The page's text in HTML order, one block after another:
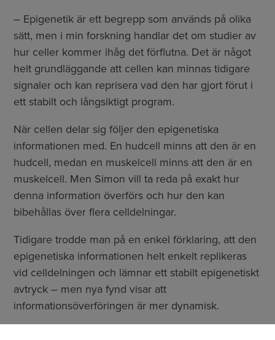
– Epigenetik är ett begrepp som används på olika
sätt, men i min forskning handlar det om studier av
hur celler kommer ihåg det förflutna. Det är något
helt grundläggande att cellen kan minnas tidigare
signaler och kan reprisera vad den har gjort förut i
ett stabilt och långsiktigt program.
När cellen delar sig följer den epigenetiska
informationen med. En hudcell minns att den är en
hudcell, medan en muskelcell minns att den är en
muskelcell. Men Simon vill ta reda på exakt hur
denna information överförs och hur den kan
bibehållas över flera celldelningar.
Tidigare trodde man på en enkel förklaring, att den
epigenetiska informationen helt enkelt replikeras
vid celldelningen och lämnar ett stabilt epigenetiskt
avtryck – men nya fynd visar att
informationsöverföringen är mer dynamisk.